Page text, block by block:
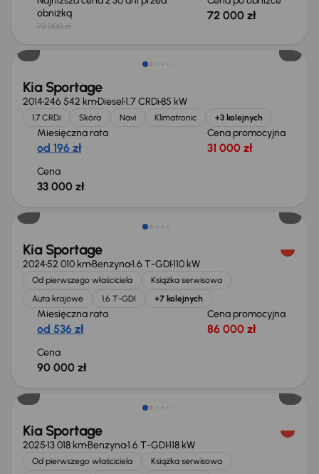
obniżką
73 000 zł
72 000 zł
Kia Sportage
2014246 542 kmDiesel1.7 CRDi85 kW
1.7 CRDi Skóra Navi Klimatronic +3 kolejnych
Miesięczna rata
od 196 zł
Cena promocyjna
31 000 zł
Cena
33 000 zł
Kia Sportage
202452 010 kmBenzyna1.6 T-GDI110 kW
Od pierwszego właściciela
Książka serwisowa
Auta krajowe
1.6 T-GDI +7 kolejnych
Miesięczna rata
od 536 zł
Cena promocyjna
86 000 zł
Cena
90 000 zł
Kia Sportage
202513 018 kmBenzyna1.6 T-GDI118 kW
Od pierwszego właściciela
Książka serwisowa